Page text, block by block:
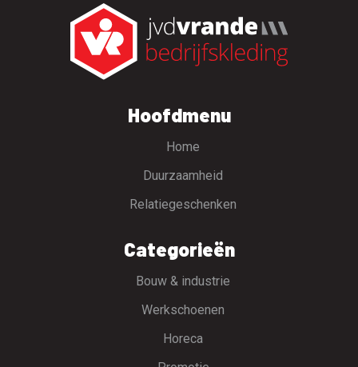
Hoofdmenu
Home
Duurzaamheid
Relatiegeschenken
Categorieën
Bouw & industrie
Werkschoenen
Horeca